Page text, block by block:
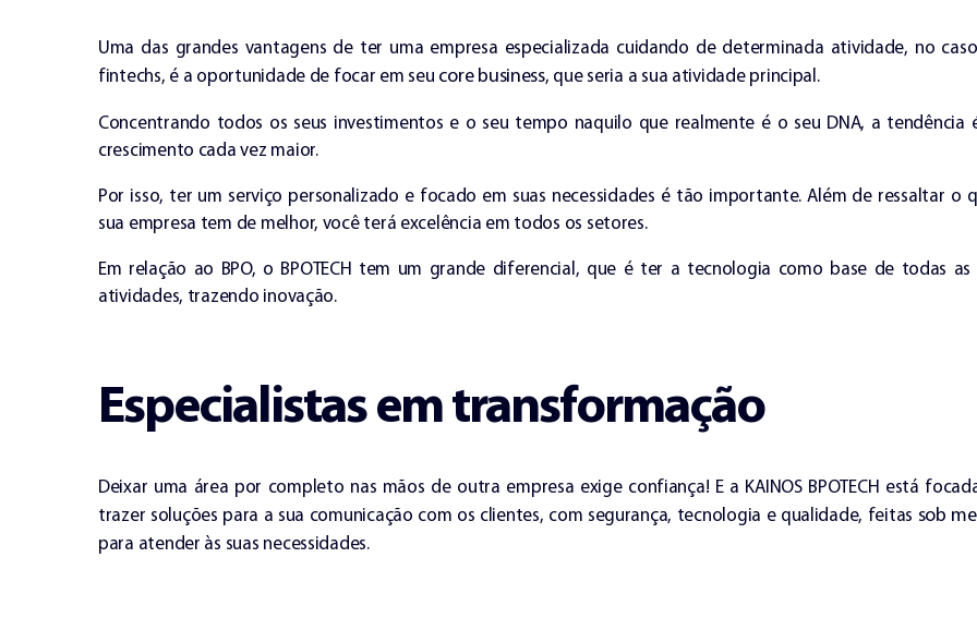
Uma das grandes vantagens de ter uma empresa especializada cuidando de determinada atividade, no
fintechs, é a oportunidade de focar em seu core business, que seria a sua atividade principal.
Concentrando todos os seus investimentos e o seu tempo naquilo que realmente é o seu DNA, a tendência
crescimento cada vez maior.
Por isso, ter um serviço personalizado e focado em suas necessidades é tão importante. Além de ressaltar o
sua empresa tem de melhor, você terá excelência em todos os setores.
Em relação ao BPO, o BPOTECH tem um grande diferencial, que é ter a tecnologia como base de todas as
atividades, trazendo inovação.
Especialistas em transformação
Deixar uma área por completo nas mãos de outra empresa exige confiança! E a KAINOS BPOTECH está
trazer soluções para a sua comunicação com os clientes, com segurança, tecnologia e qualidade, feitas sob
para atender às suas necessidades.